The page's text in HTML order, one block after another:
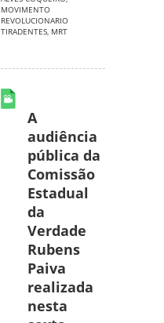
MOVIMENTO
REVOLUCIONARIO
TIRADENTES, MRT
A
audiência
pública da
Comissão
Estadual
da
Verdade
Rubens
Paiva
realizada
nesta